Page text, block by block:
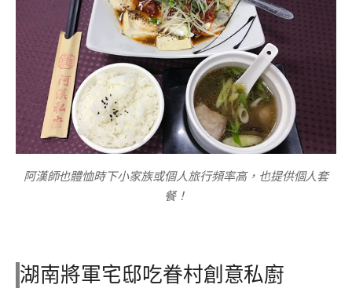
阿漢師也體恤時下小家族或個人旅行頻率高，也提供個人套
餐！
湖南將軍宅邸吃眷村創意私廚